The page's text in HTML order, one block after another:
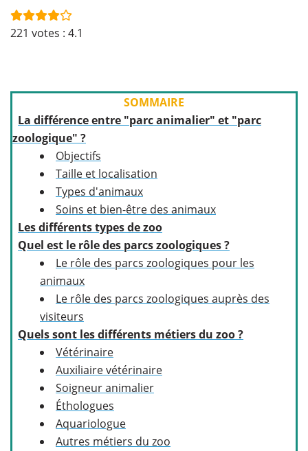
221 votes : 4.1
SOMMAIRE
La différence entre "parc animalier" et "parc
zoologique" ?
Objectifs
Taille et localisation
Types d'animaux
Soins et bien-être des animaux
Les différents types de zoo
Quel est le rôle des parcs zoologiques ?
Le rôle des parcs zoologiques pour les
animaux
Le rôle des parcs zoologiques auprès des
visiteurs
Quels sont les différents métiers du zoo ?
Vétérinaire
Auxiliaire vétérinaire
Soigneur animalier
Éthologues
Aquariologue
Autres métiers du zoo